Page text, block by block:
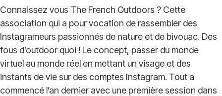
Connaissez vous The French Outdoors ? Cette
association qui a pour vocation de rassembler des
Instagrameurs passionnés de nature et de bivouac. Des
fous d’outdoor quoi ! Le concept, passer du monde
virtuel au monde réel en mettant un visage et des
instants de vie sur des comptes Instagram. Tout a
commencé l’an dernier avec une première session dans